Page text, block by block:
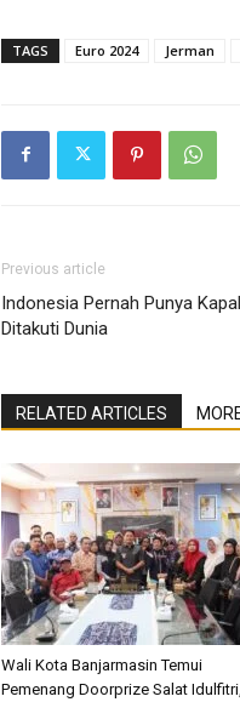
TAGS Euro 2024 Jerman
Previous article
Indonesia Pernah Punya
Ditakuti Dunia
RELATED ARTICLES
Wali Kota Banjarmasin Temui
Pemenang Doorprize Salat Idulfitri,